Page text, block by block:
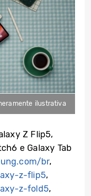
ilustrativa
Z Flip5,
e Galaxy Tab
br,
z-flip5,
z-fold5,